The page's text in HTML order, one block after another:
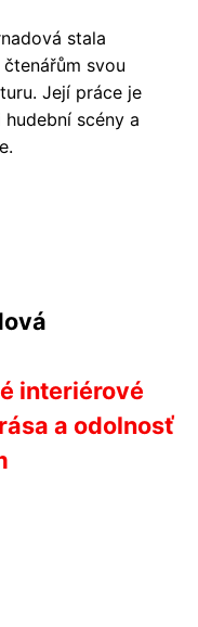
stala
svou
Její práce je
scény a
interiérové
a odolnosť